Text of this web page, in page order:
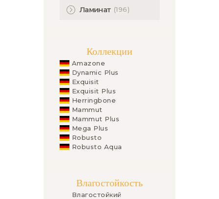
Ламинат (196)
Коллекции
Amazone
Dynamic Plus
Exquisit
Exquisit Plus
Herringbone
Mammut
Mammut Plus
Mega Plus
Robusto
Robusto Aqua
Влагостойкость
Влагостойкий